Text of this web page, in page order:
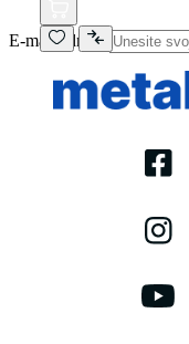
E-mail adresa